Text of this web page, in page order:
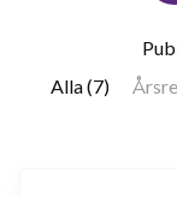
Alla (7)